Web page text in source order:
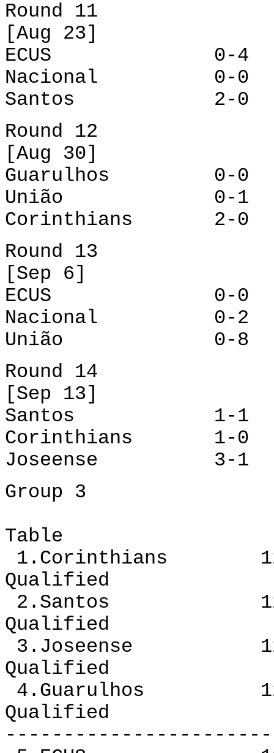
Round 11
[Aug 23]
ECUS 0-4
Nacional 0-0
Santos 2-0
Round 12
[Aug 30]
Guarulhos 0-0
União 0-1
Corinthians 2-0
Round 13
[Sep 6]
ECUS 0-0
Nacional 0-2
União 0-8
Round 14
[Sep 13]
Santos 1-1
Corinthians 1-0
Joseense 3-1
Group 3
Table
1.Corinthians
Qualified
2.Santos 12
Qualified
3.Joseense 12
Qualified
4.Guarulhos
Qualified